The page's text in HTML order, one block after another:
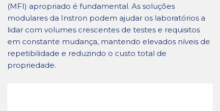
(MFI) apropriado é fundamental. As soluções
modulares da Instron podem ajudar os laboratórios a
lidar com volumes crescentes de testes e requisitos
em constante mudança, mantendo elevados níveis de
repetibilidade e reduzindo o custo total de
propriedade.